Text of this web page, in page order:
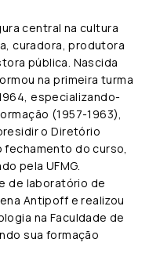
central na cultura
curadora, produtora
pública. Nascida
na primeira turma
especializando-
(1957-1963),
o Diretório
do curso,
pela UFMG.
de laboratório de
Antipoff e realizou
na Faculdade de
sua formação